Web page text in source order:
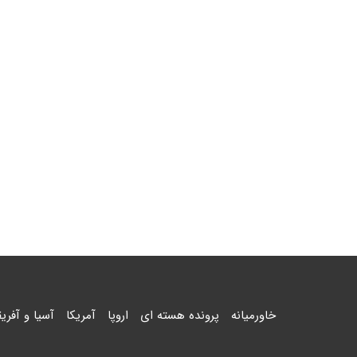
خاورمیانه پرونده هسته ای اروپا آمریکا آسیا و